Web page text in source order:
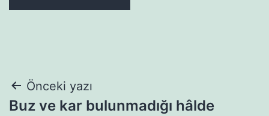
Yazı
Önceki yazı
Buz ve kar bulunmadığı hâlde